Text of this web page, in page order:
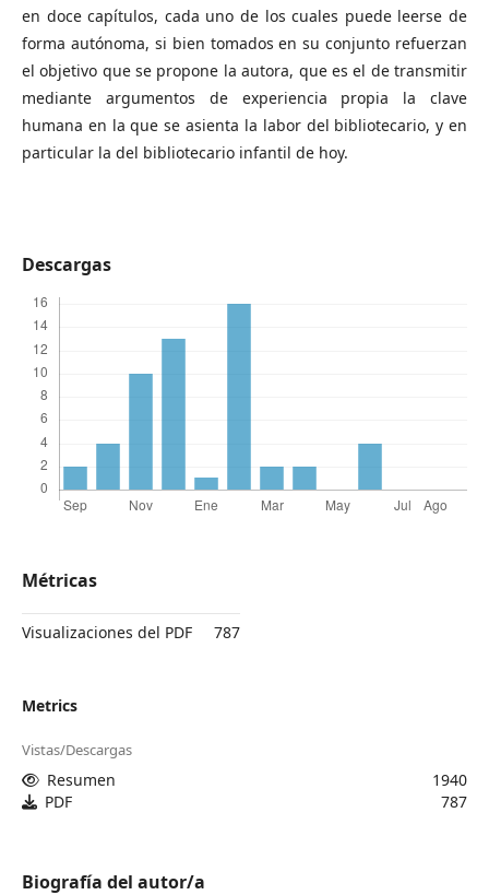
en doce capítulos, cada uno de los cuales puede leerse de
forma autónoma, si bien tomados en su conjunto refuerzan
el objetivo que se propone la autora, que es el de transmitir
mediante argumentos de experiencia propia la clave
humana en la que se asienta la labor del bibliotecario, y en
particular la del bibliotecario infantil de hoy.
Descargas
Métricas
Visualizaciones del PDF 787
Metrics
Vistas/Descargas
Resumen
1940
PDF
787
Biografía del autor/a